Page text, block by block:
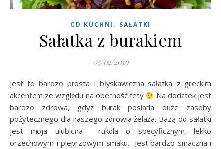
OD KUCHNI , SAŁATKI
Sałatka z burakiem
05/02/2019
Jest to bardzo prosta i błyskawiczna sałatka z greckim
akcentem ze względu na obecność fety
Na dodatek jest
bardzo zdrowa, gdyż burak posiada duże zasoby
pożytecznego dla naszego zdrowia żelaza. Bazą do sałatki
jest moja ulubiona rukola o specyficznym, lekko
orzechowym i pieprzowym smaku. Jest bardzo smaczna i